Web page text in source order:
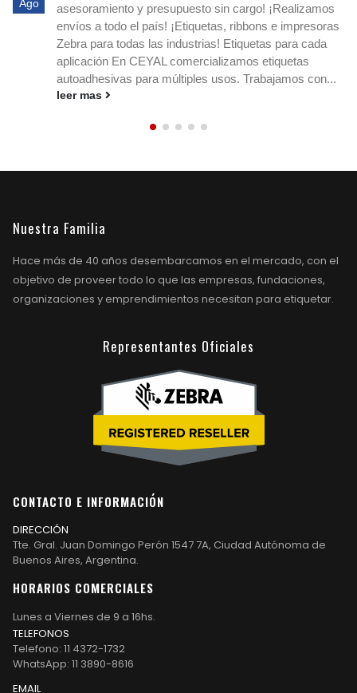
sin cargo! ¡Realizamos
ribbons e impresoras
Etiquetas para cada
etiquetas
usos. Trabajamos con...
experto! Escribimos a
o a nuestro e-mail
adhesivas para imprimir que
stock y los envíos en
medidas, materiales y
Nuestra Familia
Hace más de 40 años desembarcamos en el mercado, con el
objetivo de proveer todo lo que las empresas, fundaciones,
organizaciones y emprendimientos necesitan para etiquetar.
Representantes Oficiales
CONTACTO E INFORMACIÓN
DIRECCIÓN
Tte. Gral. Juan Domingo Perón 1547 7A, Ciudad Autónoma de
Buenos Aires, Argentina.
HORARIOS COMERCIALES
Lunes a Viernes de 9 a 16hs.
TELEFONOS
Telefono: 11 4372-1732
WhatsApp: 11 3890-8616
EMAIL